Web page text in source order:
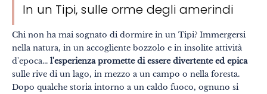
In un Tipi, sulle orme degli amerindi
Chi non ha mai sognato di dormire in un Tipi? Immergersi
nella natura, in un accogliente bozzolo e in insolite attività
d'epoca... l'esperienza promette di essere divertente ed epica
sulle rive di un lago, in mezzo a un campo o nella foresta.
Dopo qualche storia intorno a un caldo fuoco, ognuno si